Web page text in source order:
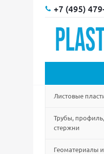
+7 (495)
Листовые
Трубы,
стержни
Геоматериалы и